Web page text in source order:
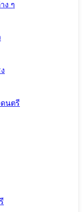
ง ๆ
ดนตรี